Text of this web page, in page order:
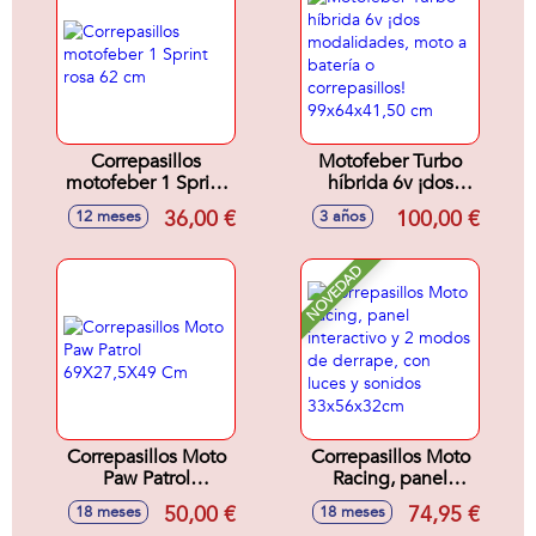
Correpasillos
motofeber 1 Sprint
rosa 62 cm
12 meses 36,00 €
Motofeber Turbo
híbrida 6v ¡dos
modalidades, moto
a batería o
99x64x41,50 cm
3 años 100,00 €
Correpasillos Moto
Paw Patrol
69X27,5X49 Cm
18 meses 50,00 €
NOVEDAD
Correpasillos Moto
Racing, panel
interactivo y 2
modos de derrape,
18 meses 74,95 €